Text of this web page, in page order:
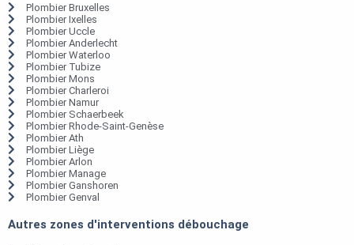
Plombier Bruxelles
Plombier Ixelles
Plombier Uccle
Plombier Anderlecht
Plombier Waterloo
Plombier Tubize
Plombier Mons
Plombier Charleroi
Plombier Namur
Plombier Schaerbeek
Plombier Rhode-Saint-Genèse
Plombier Ath
Plombier Liège
Plombier Arlon
Plombier Manage
Plombier Ganshoren
Plombier Genval
Autres zones d'interventions débouchage